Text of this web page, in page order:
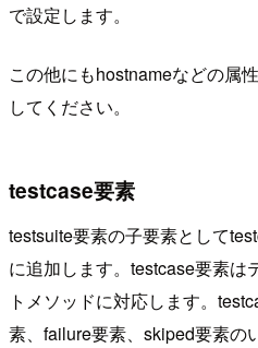
で設定します。
この他にもhostnameなどの属
してください。
testcase要素
testsuite要素の子要素として
に追加します。testcase要素は
トメソッドに対応します。
素、failure要素、skiped要素の